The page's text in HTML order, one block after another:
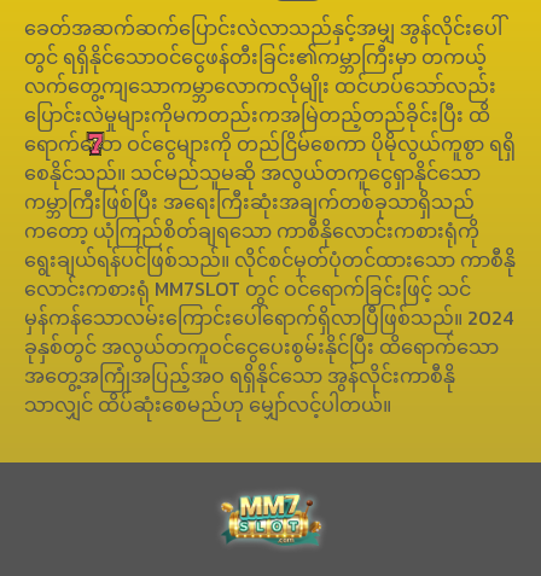
ခေတ်အဆက်ဆက်ပြောင်းလဲလာသည်နှင့်အမျှ အွန်လိုင်းပေါ်
တွင် ရရှိနိုင်သောဝင်ငွေဖန်တီးခြင်း၏ကမ္ဘာကြီးမှာ တကယ့်
လက်တွေ့ကျသောကမ္ဘာလောကလိုမျိုး ထင်ဟပ်သော်လည်း
ပြောင်းလဲမှုများကိုမကတည်းကအမြဲတည့်တည်ခိုင်းပြီး ထိ
ရောက်သော ဝင်ငွေများကို တည်ငြိမ်စေကာ ပိုမိုလွယ်ကူစွာ ရရှိ
စေနိုင်သည်။ သင်မည်သူမဆို အလွယ်တကူငွေရှာနိုင်သော
ကမ္ဘာကြီးဖြစ်ပြီး အရေးကြီးဆုံးအချက်တစ်ခုသာရှိသည်
ကတော့ ယုံကြည်စိတ်ချရသော ကာစီနိုလောင်းကစားရုံကို
ရွေးချယ်ရန်ပင်ဖြစ်သည်။ လိုင်စင်မှတ်ပုံတင်ထားသော ကာစီနို
လောင်းကစားရုံ MM7SLOT တွင် ဝင်ရောက်ခြင်းဖြင့် သင်
မှန်ကန်သောလမ်းကြောင်းပေါ်ရောက်ရှိလာပြီဖြစ်သည်။ 2024
ခုနှစ်တွင် အလွယ်တကူဝင်ငွေပေးစွမ်းနိုင်ပြီး ထိရောက်သော
အတွေ့အကြုံအပြည့်အဝ ရရှိနိုင်သော အွန်လိုင်းကာစီနို
သာလျှင် ထိပ်ဆုံးစေမည်ဟု မျှော်လင့်ပါတယ်။